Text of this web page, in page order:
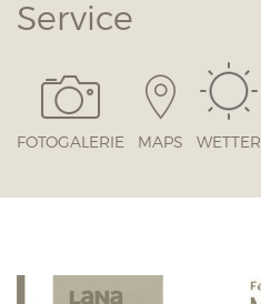
Service
FOTOGALERIE MAPS WETTER